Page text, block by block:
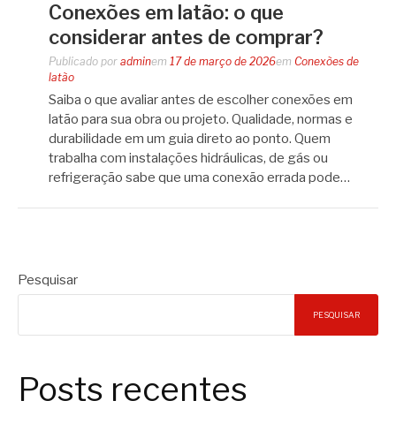
Conexões em latão: o que
considerar antes de comprar?
Publicado por adminem 17 de março de 2026em Conexões de
latão
Saiba o que avaliar antes de escolher conexões em
latão para sua obra ou projeto. Qualidade, normas e
durabilidade em um guia direto ao ponto. Quem
trabalha com instalações hidráulicas, de gás ou
refrigeração sabe que uma conexão errada pode…
Pesquisar
PESQUISAR
Posts recentes